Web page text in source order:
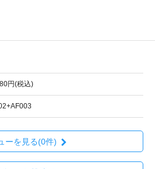
円(税込)
ーを見る(0件)